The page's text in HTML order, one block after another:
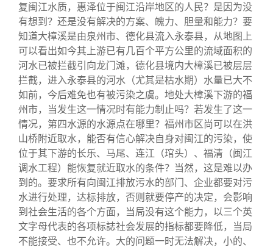
复闽江水质，惠泽位于闽江沿岸地区的人民？是因为没
有想到？还是没有解决的方案、魄力、胆量和能力？要
知道大樟溪是由泉州市、德化县流入永泰县，从地图上
可以看出如今其上游已有几百个平方公里的流域面积的
河水已被拦截引向龙门滩，德化县境内大樟溪已被层层
拦截，进入永泰县的河水（尤其是枯水期）水量已大不
如前，今后难免也有被污染之虞。地处大樟溪下游的福
州市，当发生这一情况时有能力制止吗？若发生了这一
情况，第四水源的水源点在哪里？福州市区尚可以在洪
山桥附近取水，能否有信心解决自身对闽江的污染，使
位于其下游的长乐、马尾、连江（琯头）、福清（闽江
调水工程）能恢复就近取水的条件？当然，这是难以办
到的。要求所有向闽江排放污水的部门、企业都要对污
水进行处理，达标排放，否则就要停产的决定，会影响
到社会生活的各个方面，当局没有这个能力，以三个英
文字母代表的各项标誌社会发展的指标都要降低，当局
不能接受、也不允许。大的问题一时无法解决，小的、